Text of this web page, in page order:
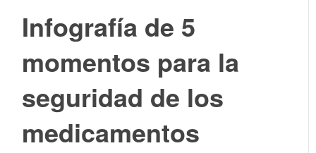
Infografía de 5
momentos para la
seguridad de los
medicamentos